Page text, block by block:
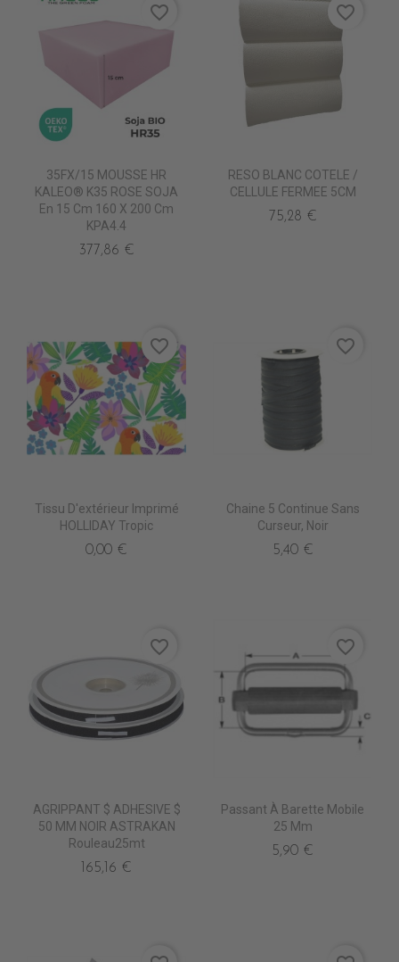
35FX/15 MOUSSE HR
KALEO® K35 ROSE SOJA
En 15 Cm 160 X 200 Cm
KPA4.4
377,86 €
favorite_border
RESO BLANC COTELE /
CELLULE FERMEE 5CM
75,28 €
favorite_border
Tissu D'extérieur Imprimé
HOLLIDAY Tropic
0,00 €
favorite_border
Chaine 5 Continue Sans
Curseur, Noir
5,40 €
favorite_border
AGRIPPANT $ ADHESIVE $
50 MM NOIR ASTRAKAN
Rouleau25mt
165,16 €
favorite_border
Passant À Barette Mobile
25 Mm
5,90 €
favorite_border